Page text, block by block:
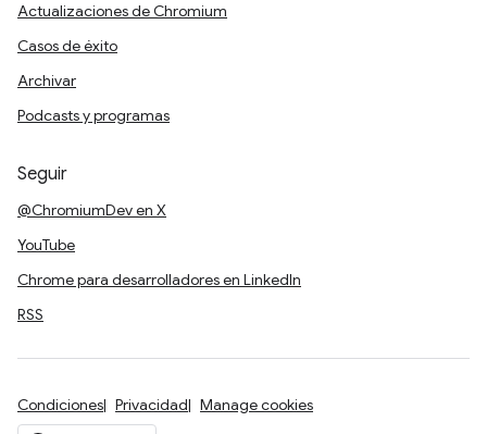
Actualizaciones de Chromium
Casos de éxito
Archivar
Podcasts y programas
Seguir
@ChromiumDev en X
YouTube
Chrome para desarrolladores en LinkedIn
RSS
Condiciones Privacidad Manage cookies